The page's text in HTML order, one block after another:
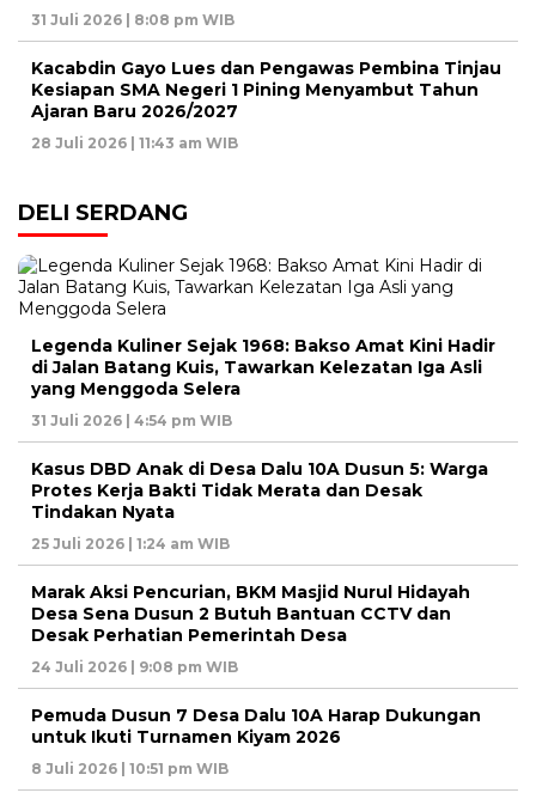
31 Juli 2026 | 8:08 pm WIB
Kacabdin Gayo Lues dan Pengawas Pembina Tinjau
Kesiapan SMA Negeri 1 Pining Menyambut Tahun
Ajaran Baru 2026/2027
28 Juli 2026 | 11:43 am WIB
DELI SERDANG
Legenda Kuliner Sejak 1968: Bakso Amat Kini Hadir
di Jalan Batang Kuis, Tawarkan Kelezatan Iga Asli
yang Menggoda Selera
31 Juli 2026 | 4:54 pm WIB
Kasus DBD Anak di Desa Dalu 10A Dusun 5: Warga
Protes Kerja Bakti Tidak Merata dan Desak
Tindakan Nyata
25 Juli 2026 | 1:24 am WIB
Marak Aksi Pencurian, BKM Masjid Nurul Hidayah
Desa Sena Dusun 2 Butuh Bantuan CCTV dan
Desak Perhatian Pemerintah Desa
24 Juli 2026 | 9:08 pm WIB
Pemuda Dusun 7 Desa Dalu 10A Harap Dukungan
untuk Ikuti Turnamen Kiyam 2026
8 Juli 2026 | 10:51 pm WIB